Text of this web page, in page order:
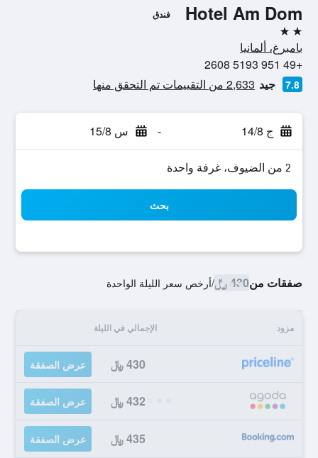
Hotel Am Dom فندق
2 نجمتين
بامبرغ، ألمانيا
+49 951 5193 2608
7.8 جيد 2,633 من التقييمات تم التحقق منها
ج 14/8 - س 15/8
2 من الضيوف، غرفة واحدة
بحث
صفقات من430 ﷼ /أرخص سعر الليلة الواحدة
مزود الإجمالي في الليلة
430 ﷼ عرض الصفقة
432 ﷼ عرض الصفقة
435 ﷼ عرض الصفقة